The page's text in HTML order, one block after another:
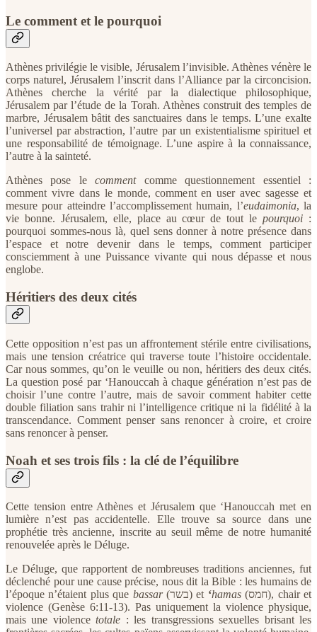
Le comment et le pourquoi
Athènes privilégie le visible, Jérusalem l’invisible. Athènes vénère le
corps naturel, Jérusalem l’inscrit dans l’Alliance par la circoncision.
Athènes cherche la vérité par la dialectique philosophique,
Jérusalem par l’étude de la Torah. Athènes construit des temples de
marbre, Jérusalem bâtit des sanctuaires dans le temps. L’une exalte
l’universel par abstraction, l’autre par un existentialisme spirituel et
une responsabilité de témoignage. L’une aspire à la connaissance,
l’autre à la sainteté.
Athènes pose lecommentcomme questionnement essentiel :
comment vivre dans le monde, comment en user avec sagesse et
mesure pour atteindre l’accomplissement humain, l’eudaimonia, la
vie bonne. Jérusalem, elle, place au cœur de tout lepourquoi :
pourquoi sommes-nous là, quel sens donner à notre présence dans
l’espace et notre devenir dans le temps, comment participer
consciemment à une Puissance vivante qui nous dépasse et nous
englobe.
Héritiers des deux cités
Cette opposition n’est pas un affrontement stérile entre civilisations,
mais une tension créatrice qui traverse toute l’histoire occidentale.
Car nous sommes, qu’on le veuille ou non, héritiers des deux cités.
La question posé par ‘Hanouccah à chaque génération n’est pas de
choisir l’une contre l’autre, mais de savoir comment habiter cette
double filiation sans trahir ni l’intelligence critique ni la fidélité à la
transcendance. Comment penser sans renoncer à croire, et croire
sans renoncer à penser.
Noah et ses trois fils : la clé de l’équilibre
Cette tension entre Athènes et Jérusalem que ‘Hanouccah met en
lumière n’est pas accidentelle. Elle trouve sa source dans une
prophétie très ancienne, inscrite au seuil même de notre humanité
renouvelée après le Déluge.
Le Déluge, que rapportent de nombreuses traditions anciennes, fut
déclenché pour une cause précise, nous dit la Bible : les humains de
l’époque n’étaient plus que bassar (בשר) et ‘hamas(חמס), chair et
violence (Genèse 6:11-13). Pas uniquement la violence physique,
mais une violencetotale : les transgressions sexuelles brisant les